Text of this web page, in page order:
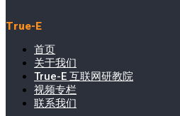
True-E
首页
关于我们
True-E 互联网研教院
视频专栏
联系我们